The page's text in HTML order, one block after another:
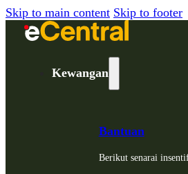
Skip to main content Skip to footer
Kewangan
Bantuan
Berikut senarai